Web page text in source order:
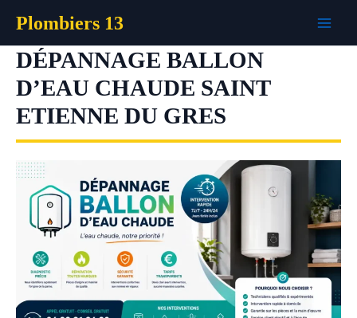
contenu
Plombiers 13
DÉPANNAGE BALLON
D’EAU CHAUDE SAINT
ETIENNE DU GRES